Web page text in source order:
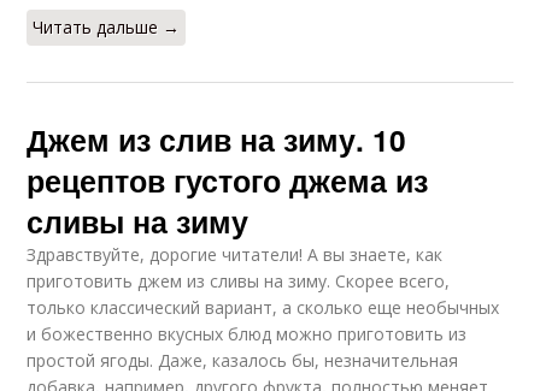
Читать дальше →
Джем из слив на зиму. 10
рецептов густого джема из
сливы на зиму
Здравствуйте, дорогие читатели! А вы знаете, как
приготовить джем из сливы на зиму. Скорее всего,
только классический вариант, а сколько еще необычных
и божественно вкусных блюд можно приготовить из
простой ягоды. Даже, казалось бы, незначительная